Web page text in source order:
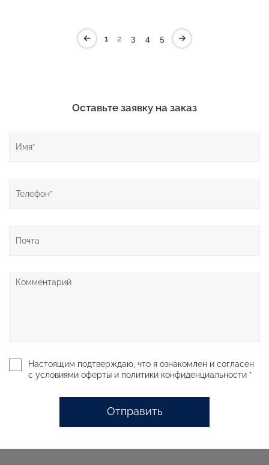
1 2 3 4 5
Оставьте заявку на заказ
Настоящим подтверждаю, что я ознакомлен и согласен
с условиями оферты и политики конфиденциальности *
Отправить